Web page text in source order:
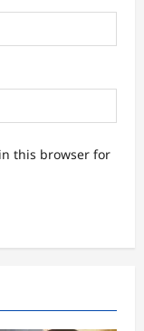
this browser for